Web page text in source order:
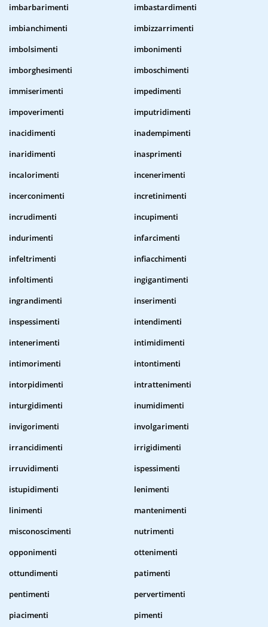
imbarbarimenti
imbastardimenti
imbianchimenti
imbizzarrimenti
imbolsimenti
imbonimenti
imborghesimenti
imboschimenti
immiserimenti
impedimenti
impoverimenti
imputridimenti
inacidimenti
inadempimenti
inaridimenti
inasprimenti
incalorimenti
incenerimenti
incerconimenti
incretinimenti
incrudimenti
incupimenti
indurimenti
infarcimenti
infeltrimenti
infiacchimenti
infoltimenti
ingigantimenti
ingrandimenti
inserimenti
inspessimenti
intendimenti
intenerimenti
intimidimenti
intimorimenti
intontimenti
intorpidimenti
intrattenimenti
inturgidimenti
inumidimenti
invigorimenti
involgarimenti
irrancidimenti
irrigidimenti
irruvidimenti
ispessimenti
istupidimenti
lenimenti
linimenti
mantenimenti
misconoscimenti
nutrimenti
opponimenti
ottenimenti
ottundimenti
patimenti
pentimenti
pervertimenti
piacimenti
pimenti